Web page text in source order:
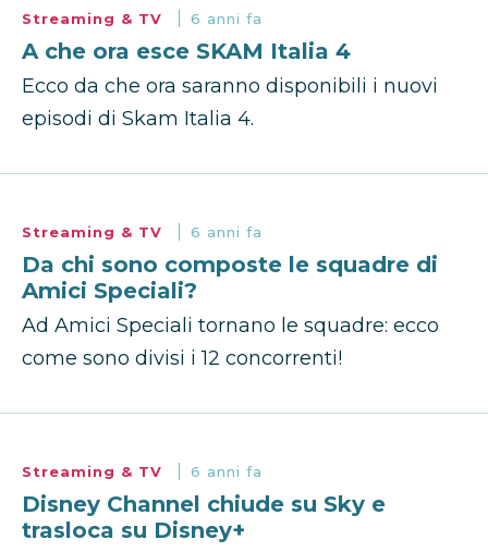
Streaming & TV 6 anni fa
A che ora esce SKAM Italia 4
Ecco da che ora saranno disponibili i nuovi
episodi di Skam Italia 4.
Streaming & TV 6 anni fa
Da chi sono composte le squadre di
Amici Speciali?
Ad Amici Speciali tornano le squadre: ecco
come sono divisi i 12 concorrenti!
Streaming & TV 6 anni fa
Disney Channel chiude su Sky e
trasloca su Disney+